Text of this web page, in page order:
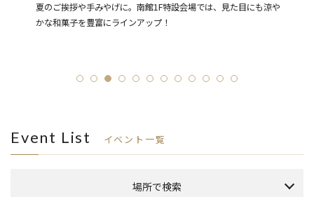
夏のご挨拶や手みやげに。南館1F特設会場では、見た目にも涼や
かな和菓子を豊富にラインアップ！
Event List イベント一覧
場所で検索